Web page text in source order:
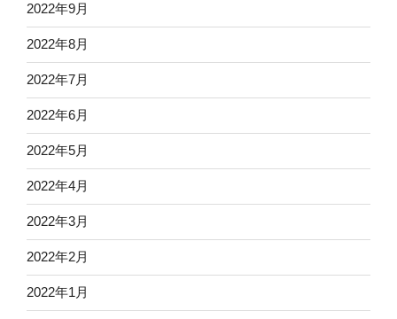
2022年9月
2022年8月
2022年7月
2022年6月
2022年5月
2022年4月
2022年3月
2022年2月
2022年1月